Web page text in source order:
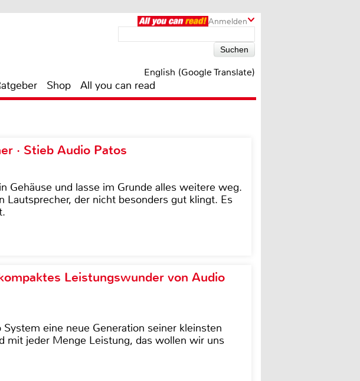
Anmelden
English (Google Translate)
Shop All you can read
· Stieb Audio Patos
Gehäuse und lasse im Grunde alles weitere weg.
Lautsprecher, der nicht besonders gut klingt. Es
Leistungswunder von Audio
eine neue Generation seiner kleinsten
mit jeder Menge Leistung, das wollen wir uns